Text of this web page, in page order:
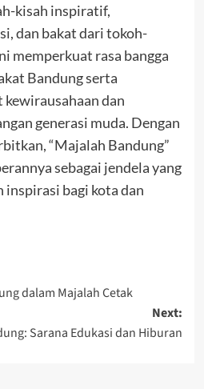
kisah inspiratif,
dan bakat dari tokoh-
memperkuat rasa bangga
Bandung serta
dan
generasi muda. Dengan
“Majalah Bandung”
sebagai jendela yang
inspirasi bagi kota dan
dalam Majalah Cetak
Next:
Sarana Edukasi dan Hiburan